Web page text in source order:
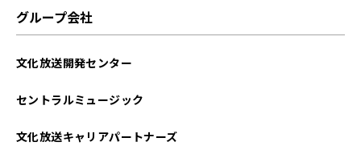
グループ会社
文化放送開発センター
セントラルミュージック
文化放送キャリアパートナーズ